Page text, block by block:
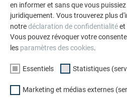
en informer et sans que vous
juridiquement. Vous trouverez plus
notredéclaration de confidentialitéet
Vous pouvez révoquer votre
les paramètres des cookies.
Essentiels Statistiques
Marketing et médias externes